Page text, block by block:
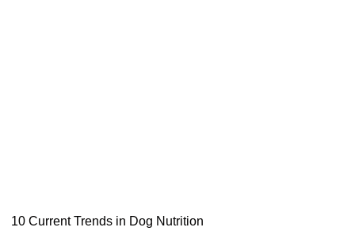
10 Current Trends in Dog Nutrition